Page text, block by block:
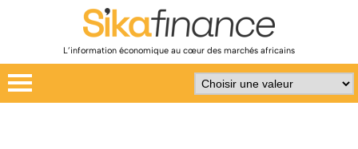
L’information économique au cœur des marchés africains